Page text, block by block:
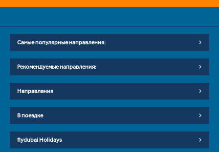
Самые популярные направления:
Рекомендуемые направления:
Направления
В поездке
flydubai Holidays